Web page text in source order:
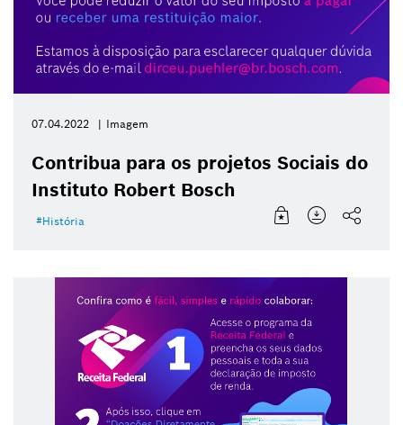
07.04.2022 Imagem
Contribua para os projetos Sociais do
Instituto Robert Bosch
História